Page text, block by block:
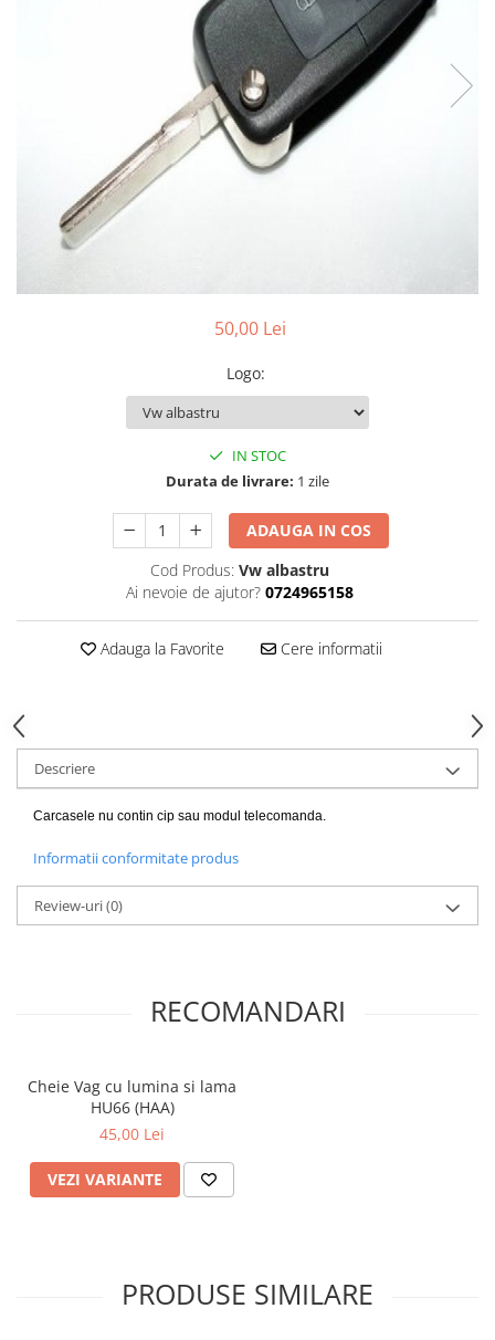
50,00 Lei
Logo:
IN STOC
Durata de livrare: 1 zile
ADAUGA IN COS
Cod Produs: Vw albastru
Ai nevoie de ajutor? 0724965158
Adauga la Favorite Cere informatii
Descriere
Carcasele nu contin cip sau modul telecomanda.
Informatii conformitate produs
Review-uri(0)
RECOMANDARI
Cheie Vag cu lumina si lama
HU66 (HAA)
45,00 Lei
VEZI VARIANTE
PRODUSE SIMILARE